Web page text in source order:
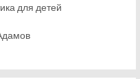
для детей